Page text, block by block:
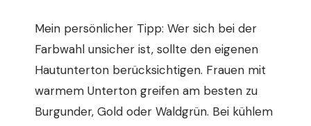
Mein persönlicher Tipp: Wer sich bei der
Farbwahl unsicher ist, sollte den eigenen
Hautunterton berücksichtigen. Frauen mit
warmem Unterton greifen am besten zu
Burgunder, Gold oder Waldgrün. Bei kühlem